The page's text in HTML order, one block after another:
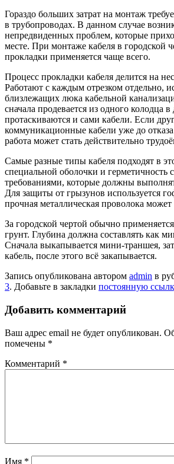
Гораздо больших затрат на монтаж
в трубопроводах. В данном случае
непредвиденных проблем, которые
месте. При монтаже кабеля в городской
прокладки применяется чаще всего.
Процесс прокладки кабеля делится на
Работают с каждым отрезком отдельно,
близлежащих люка кабельной
сначала продевается из одного колодца
протаскиваются и сами кабели. Если
коммуникационные кабели уже до
работа может стать действительно
Самые разные типы кабеля подходят в
специальной оболочки и герметичность
требованиями, которые должны
Для защиты от грызунов используется
прочная металлическая проволока
За городской чертой обычно
грунт. Глубина должна составлять как
Сначала выкапывается мини-траншея,
кабель, после этого всё закапывается.
Запись опубликована автором admin в
3. Добавьте в закладки постоянную
Добавить комментарий
Ваш адрес email не будет опубликован.
помечены *
Комментарий *
Имя *